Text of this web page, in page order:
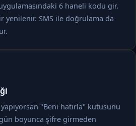
6 haneli kodu gir.
yenilenir. SMS ile doğrulama da
"Beni hatırla" kutusunu
boyunca şifre girmeden